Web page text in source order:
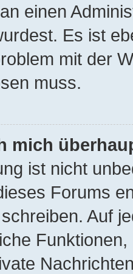
einen
Es ist
mit der
muss.
mich
ist nicht
Forums
Auf